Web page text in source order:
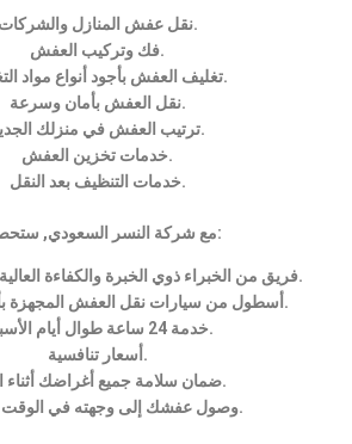
نقل عفش المنازل والشركات.
فك وتركيب العفش.
تغليف العفش بأجود أنواع مواد التغليف.
نقل العفش بأمان وسرعة.
ترتيب العفش في منزلك الجديد.
خدمات تخزين العفش.
خدمات التنظيف بعد النقل.
مع شركة النسر السعودي, ستحصل على:
فريق من الخبراء ذوي الخبرة والكفاءة العالية في نقل العفش.
أسطول من سيارات نقل العفش المجهزة بأحدث التقنيات.
خدمة 24 ساعة طوال أيام الأسبوع.
أسعار تنافسية.
ضمان سلامة جميع أغراضك أثناء النقل.
وصول عفشك إلى وجهته في الوقت المحدد.